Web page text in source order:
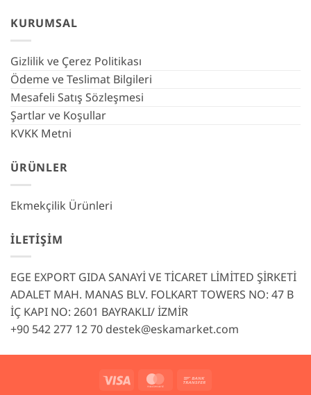
KURUMSAL
Gizlilik ve Çerez Politikası
Ödeme ve Teslimat Bilgileri
Mesafeli Satış Sözleşmesi
Şartlar ve Koşullar
KVKK Metni
ÜRÜNLER
Ekmekçilik Ürünleri
İLETIŞIM
EGE EXPORT GIDA SANAYİ VE TİCARET LİMİTED ŞİRKETİ
ADALET MAH. MANAS BLV. FOLKART TOWERS NO: 47 B
İÇ KAPI NO: 2601 BAYRAKLI/ İZMİR
+90 542 277 12 70 destek@eskamarket.com
Visa MasterCard